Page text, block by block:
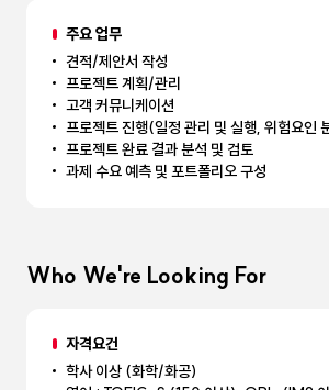
주요 업무
견적/제안서 작성
프로젝트 계획/관리
고객 커뮤니케이션
프로젝트 진행(일정 관리 및 실행, 위험요인
프로젝트 완료 결과 분석 및 검토
과제 수요 예측 및 포트폴리오 구성
Who We're Looking For
자격요건
학사 이상 (화학/화공)